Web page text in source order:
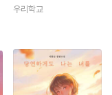
우리학교